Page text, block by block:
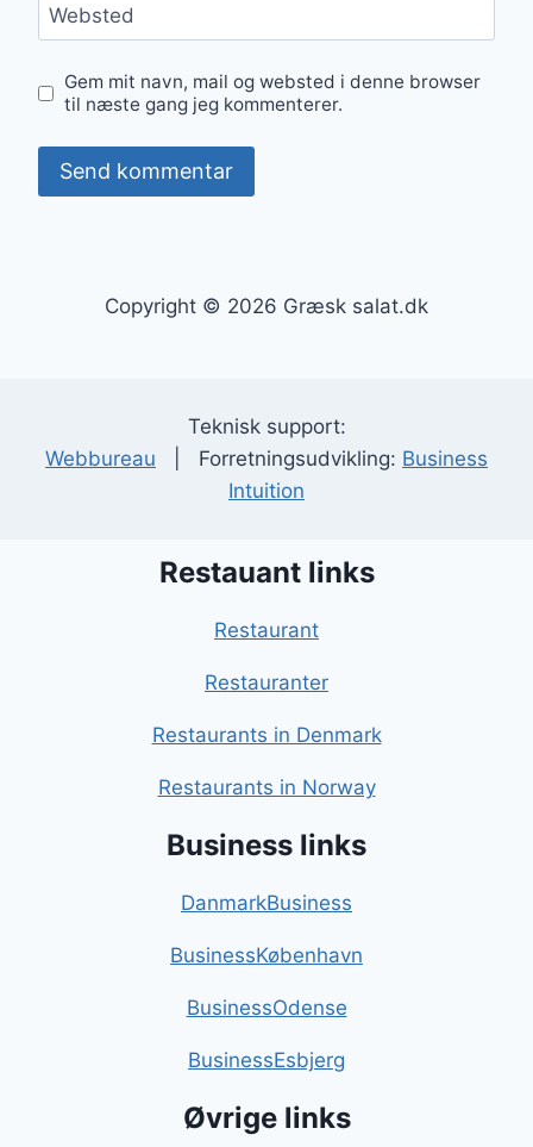
Websted
Gem mit navn, mail og websted i denne browser
til næste gang jeg kommenterer.
Copyright © 2026 Græsk salat.dk
Teknisk support:
Webbureau | Forretningsudvikling: Business
Intuition
Restauant links
Restaurant
Restauranter
Restaurants in Denmark
Restaurants in Norway
Business links
DanmarkBusiness
BusinessKøbenhavn
BusinessOdense
BusinessEsbjerg
Øvrige links